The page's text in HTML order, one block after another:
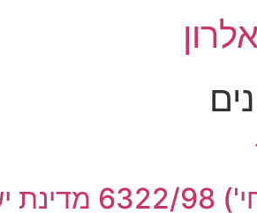
תשס(3) 828